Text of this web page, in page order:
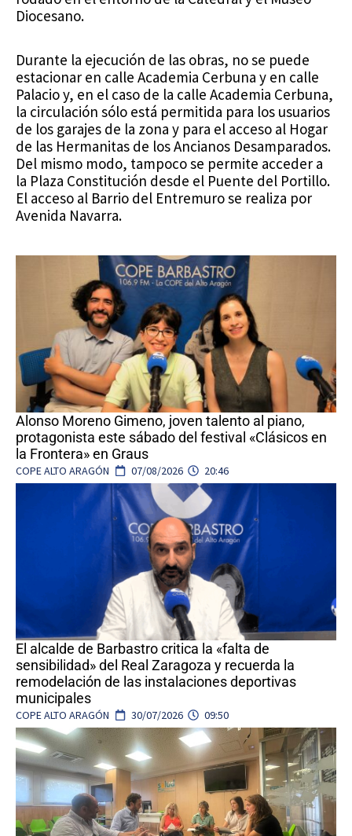
Diocesano.
Durante la ejecución de las obras, no se puede
estacionar en calle Academia Cerbuna y en calle
Palacio y, en el caso de la calle Academia Cerbuna,
la circulación sólo está permitida para los usuarios
de los garajes de la zona y para el acceso al Hogar
de las Hermanitas de los Ancianos Desamparados.
Del mismo modo, tampoco se permite acceder a
la Plaza Constitución desde el Puente del Portillo.
El acceso al Barrio del Entremuro se realiza por
Avenida Navarra.
Alonso Moreno Gimeno, joven talento al piano,
protagonista este sábado del festival «Clásicos en
la Frontera» en Graus
COPE ALTO ARAGÓN 07/08/2026 20:46
El alcalde de Barbastro critica la «falta de
sensibilidad» del Real Zaragoza y recuerda la
remodelación de las instalaciones deportivas
municipales
COPE ALTO ARAGÓN 30/07/2026 09:50